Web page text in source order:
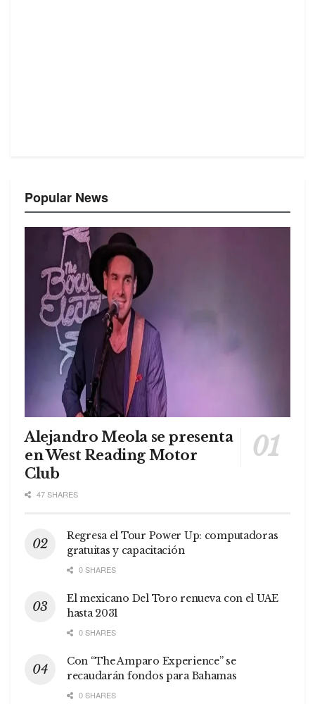
Popular News
Alejandro Meola se presenta
en West Reading Motor
Club
47 SHARES
Regresa el Tour Power Up: computadoras
gratuitas y capacitación
0 SHARES
El mexicano Del Toro renueva con el UAE
hasta 2031
0 SHARES
Con “The Amparo Experience” se
recaudarán fondos para Bahamas
0 SHARES